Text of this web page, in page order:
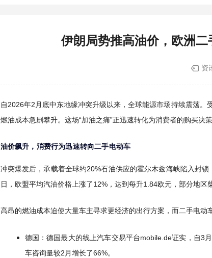
伊朗局势推高油价，欧洲
资
自2026年2月底中东地缘冲突升级以来，全球能源市场持续震荡
燃油成本急剧攀升。这场“加油之痛”正迅速转化为消费者的购买决
油价飙升，消费行为迅速转向二手电动车
冲突爆发后，承载着全球约20%石油供应的霍尔木兹海峡陷入封
日，欧盟平均汽油价格上涨了12%，达到每升1.84欧元，部分地区
高昂的燃油成本迫使大量车主寻求更经济的出行方案，而二手电动
德国：德国最大的线上汽车交易平台mobile.de证实，自3
车咨询量较2月增长了66%。